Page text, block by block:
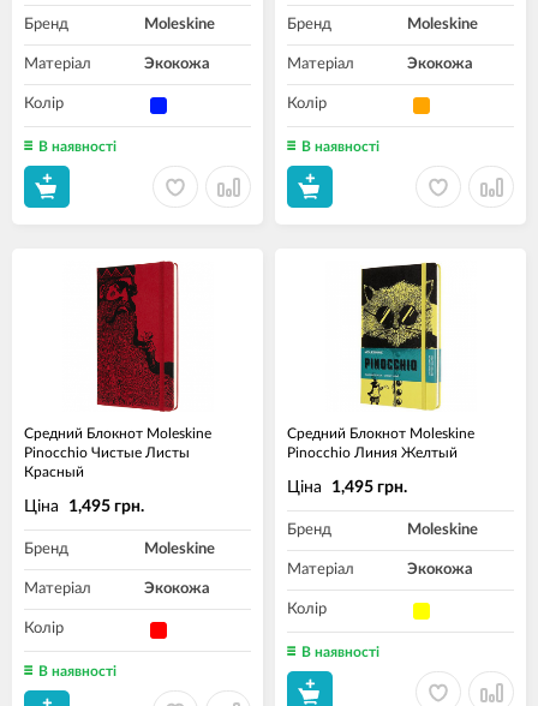
Бренд Moleskine
Матеріал Экокожа
Колір
В наявності
Бренд Moleskine
Матеріал Экокожа
Колір
В наявності
Средний Блокнот Moleskine
Pinocchio Чистые Листы
Красный
Ціна 1,495 грн.
Бренд Moleskine
Матеріал Экокожа
Колір
В наявності
Средний Блокнот Moleskine
Pinocchio Линия Желтый
Ціна 1,495 грн.
Бренд Moleskine
Матеріал Экокожа
Колір
В наявності